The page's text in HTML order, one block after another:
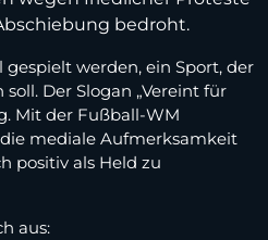
bedroht.
werden, ein Sport, der
Der Slogan „Vereint für
Mit der Fußball-WM
mediale Aufmerksamkeit
positiv als Held zu
aus: